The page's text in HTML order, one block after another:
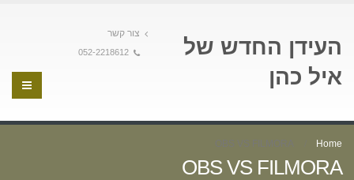
העידן החדש של
איל כהן
צור קשר
052-2218612
Home
OBS VS FILMORA
OBS VS FILMORA